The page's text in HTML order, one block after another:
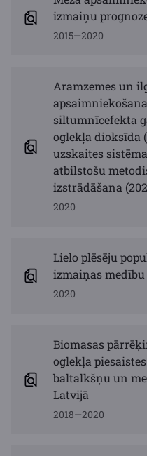
izmaiņu
2015—2020
Aramzemes un
siltumnīcefekta
oglekļa dioksīda
uzskaites
atbilstošu
izstrādāšana
2020
Lielo plēsēju
izmaiņas medību
2020
Biomasas
oglekļa
baltalkšņu un
Latvijā
2018—2020